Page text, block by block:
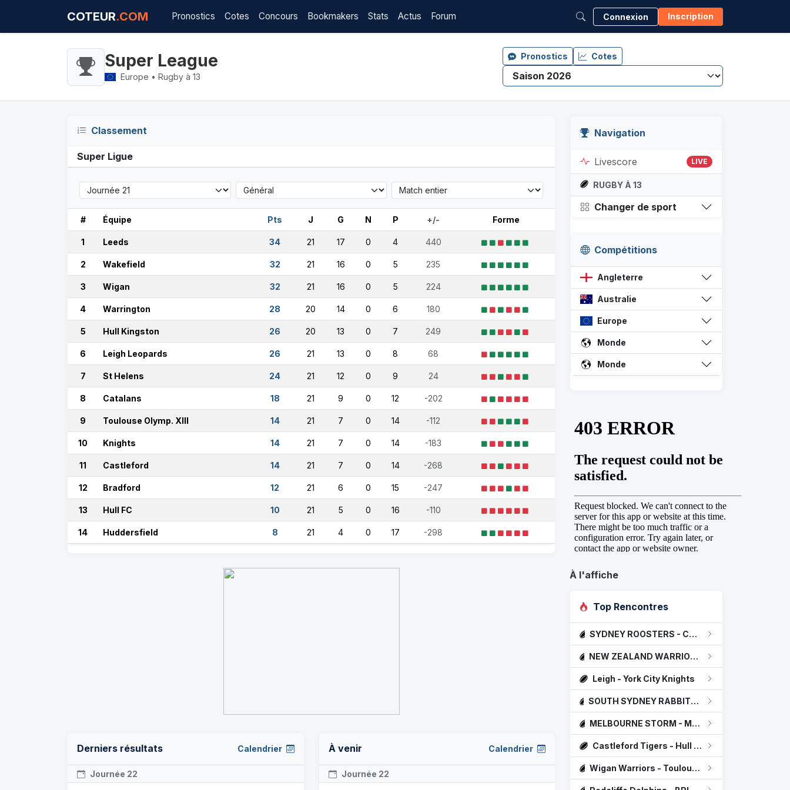
COTEUR.COM Pronostics Cotes Concours Bookmakers Stats Actus Forum Connexion Inscription
Super League
Europe • Rugby à 13
Pronostics Cotes
Classement
Super Ligue
# Équipe Pts J G N P +/- Forme
1 Leeds 34 21 17 0 4 440
2 Wakefield 32 21 16 0 5 235
3 Wigan 32 21 16 0 5 224
4 Warrington 28 20 14 0 6 180
5 Hull Kingston 26 20 13 0 7 249
6 Leigh Leopards 26 21 13 0 8 68
7 St Helens 24 21 12 0 9 24
8 Catalans 18 21 9 0 12 -202
9 Toulouse Olymp. XIII 14 21 7 0 14 -112
10 Knights 14 21 7 0 14 -183
11 Castleford 14 21 7 0 14 -268
12 Bradford 12 21 6 0 15 -247
13 Hull FC 10 21 5 0 16 -110
14 Huddersfield 8 21 4 0 17 -298
Derniers résultats Calendrier
Journée 22
À venir Calendrier
Journée 22
Navigation
Livescore LIVE
RUGBY À 13
Changer de sport
Compétitions
Angleterre
Australie
Europe
Monde
Monde
À l'affiche
Top Rencontres
SYDNEY ROOSTERS - Canterbury Bulldogs
NEW ZEALAND WARRIORS - PENRITH PANTHERS
Leigh - York City Knights
SOUTH SYDNEY RABBITOHS - PARRAMATTA EELS
MELBOURNE STORM - MANLY SEA EAGLES
Castleford Tigers - Hull KR
Wigan Warriors - Toulouse Olympique Xiii